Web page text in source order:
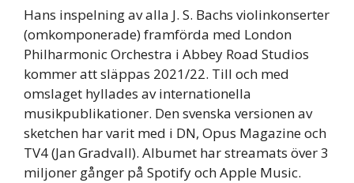
Hans inspelning av alla J. S. Bachs violinkonserter
(omkomponerade) framförda med London
Philharmonic Orchestra i Abbey Road Studios
kommer att släppas 2021/22. Till och med
omslaget hyllades av internationella
musikpublikationer. Den svenska versionen av
sketchen har varit med i DN, Opus Magazine och
TV4 (Jan Gradvall). Albumet har streamats över 3
miljoner gånger på Spotify och Apple Music.